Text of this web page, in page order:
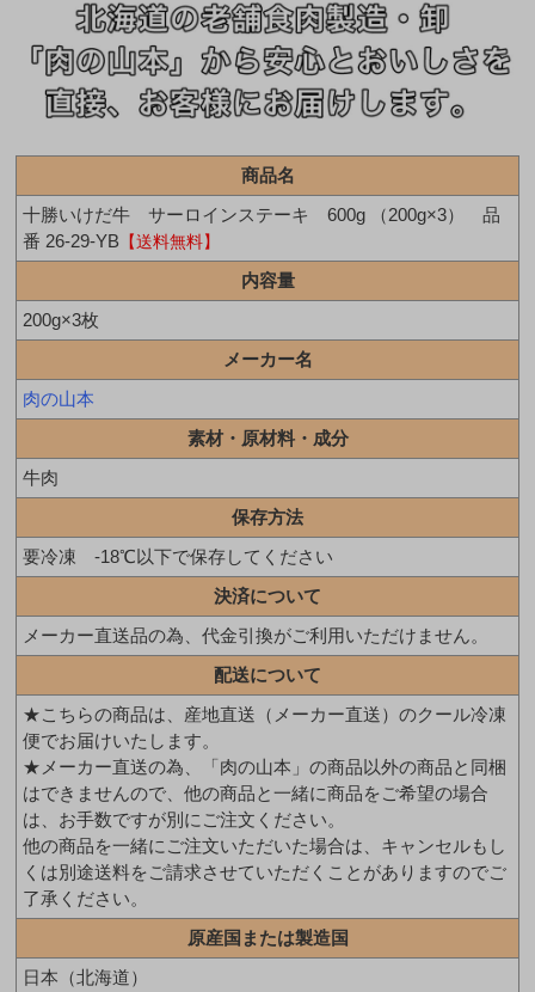
商品名
十勝いけだ牛 サーロインステーキ 600g （200g×3） 品
番 26-29-YB 【送料無料】
内容量
200g×3枚
メーカー名
肉の山本
素材・原材料・成分
牛肉
保存方法
要冷凍 -18℃以下で保存してください
決済について
メーカー直送品の為、代金引換がご利用いただけません。
配送について
★こちらの商品は、産地直送（メーカー直送）のクール冷凍
便でお届けいたします。
★メーカー直送の為、「肉の山本」の商品以外の商品と同梱
はできませんので、他の商品と一緒に商品をご希望の場合
は、お手数ですが別にご注文ください。
他の商品を一緒にご注文いただいた場合は、キャンセルもし
くは別途送料をご請求させていただくことがありますのでご
了承ください。
原産国または製造国
日本（北海道）